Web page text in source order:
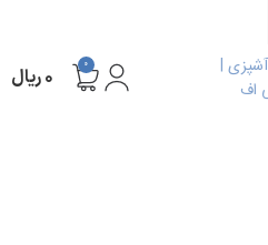
0 ۰ریال